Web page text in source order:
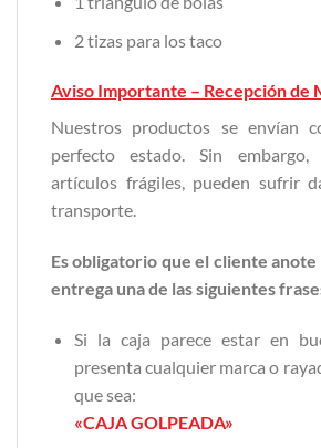
2 tizas para los taco
Aviso Importante – Recepción de
Nuestros productos se envían
perfecto estado. Sin
artículos frágiles, pueden sufrir
transporte.
Es obligatorio que el cliente anote
entrega una de las siguientes
Si la caja parece estar en
presenta cualquier marca o
que sea:
«CAJA GOLPEADA»